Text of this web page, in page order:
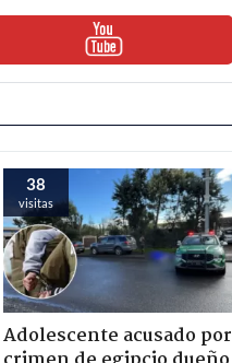
38
visitas
Adolescente acusado por